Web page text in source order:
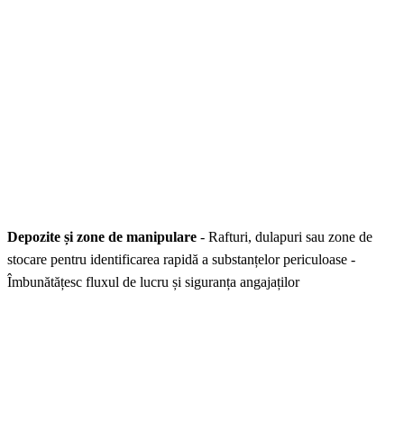
Depozite și zone de manipulare - Rafturi, dulapuri sau zone de
stocare pentru identificarea rapidă a substanțelor periculoase -
Îmbunătățesc fluxul de lucru și siguranța angajaților